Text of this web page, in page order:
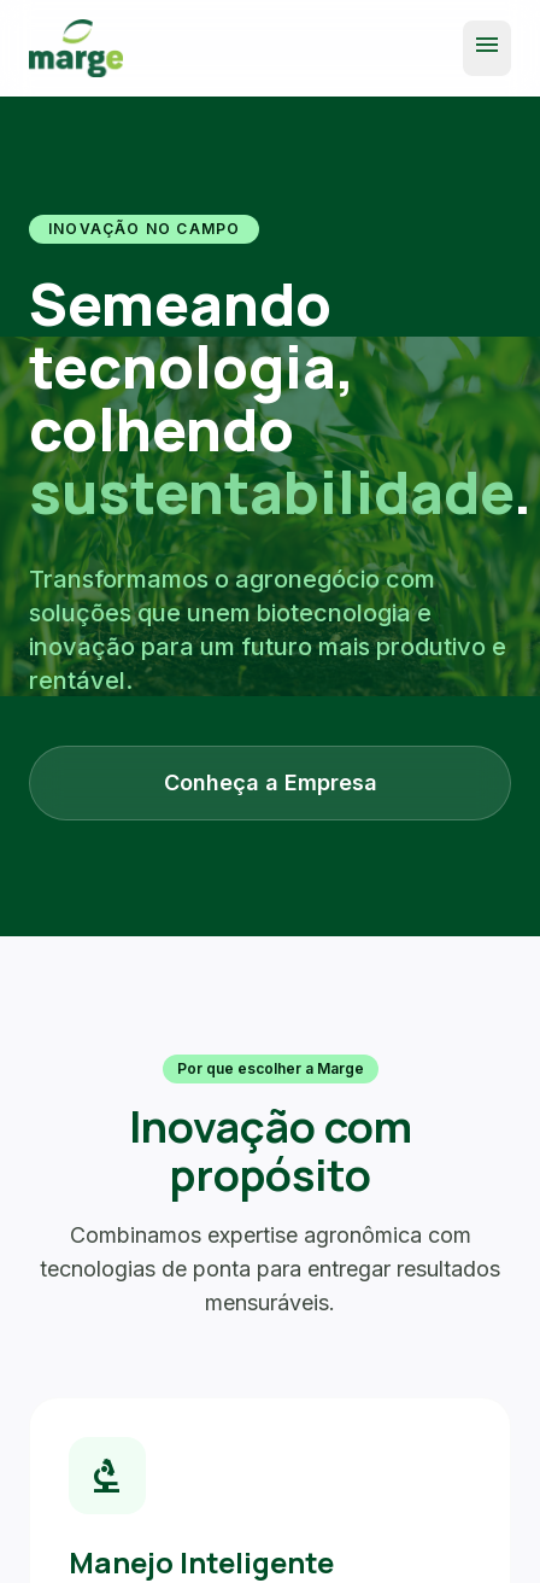
menu
INOVAÇÃO NO CAMPO
Semeando
tecnologia,
colhendo
sustentabilidade.
Transformamos o agronegócio com
soluções que unem biotecnologia e
inovação para um futuro mais produtivo e
rentável.
Conheça a Empresa
Por que escolher a Marge
Inovação com
propósito
Combinamos expertise agronômica com
tecnologias de ponta para entregar resultados
mensuráveis.
biotech
Manejo Inteligente